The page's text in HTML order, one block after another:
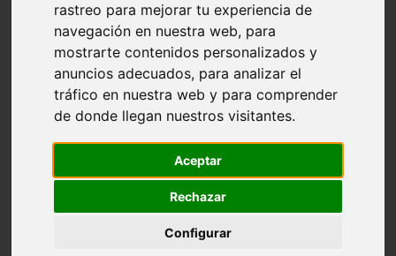
rastreo para mejorar tu experiencia de
navegación en nuestra web, para
mostrarte contenidos personalizados y
anuncios adecuados, para analizar el
tráfico en nuestra web y para comprender
de donde llegan nuestros visitantes.
Aceptar
Rechazar
Configurar
Huesca - alquézar
Huesca - castejón-de-sos
Lleida - alt-àneu
Córdoba - almedinilla
Navarra - zangoza
Cantabria - arenas-de-iguña
Barcelona - la-pobla-de-lillet
Murcia - cartagena
Madrid - nuevo-baztán